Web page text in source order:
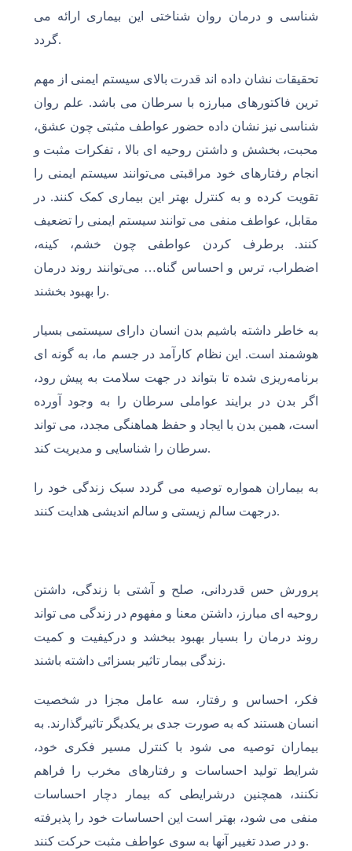
شناسی و درمان روان شناختی این بیماری ارائه می
گردد.
تحقیقات نشان داده اند قدرت بالای سیستم ایمنی از مهم
ترین فاکتورهای مبارزه با سرطان می باشد. علم روان
شناسی نیز نشان داده حضور عواطف مثبتی چون عشق،
محبت، بخشش و داشتن روحیه ای بالا ، تفکرات مثبت و
انجام رفتارهای خود مراقبتی می‌توانند سیستم ایمنی را
تقویت کرده و به کنترل بهتر این بیماری کمک کنند. در
مقابل، عواطف منفی می توانند سیستم ایمنی را تضعیف
کنند. برطرف کردن عواطفی چون خشم، کینه،
اضطراب، ترس و احساس گناه… می‌توانند روند درمان
را بهبود بخشند.
به خاطر داشته باشیم بدن انسان دارای سیستمی بسیار
هوشمند است. این نظام کارآمد در جسم ما، به گونه ای
برنامه‌ریزی شده تا بتواند در جهت سلامت به پیش رود،
اگر بدن در برایند عواملی سرطان را به وجود آورده
است، همین بدن با ایجاد و حفظ هماهنگی مجدد، می تواند
سرطان را شناسایی و مدیریت کند.
به بیماران همواره توصیه می گردد سبک زندگی خود را
درجهت سالم زیستی و سالم اندیشی هدایت کنند.
پرورش حس قدردانی، صلح و آشتی با زندگی، داشتن
روحیه ای مبارز، داشتن معنا و مفهوم در زندگی می تواند
روند درمان را بسیار بهبود ببخشد و درکیفیت و کمیت
زندگی بیمار تاثیر بسزائی داشته باشند.
فکر، احساس و رفتار، سه عامل مجزا در شخصیت
انسان هستند که به صورت جدی بر یکدیگر تاثیرگذارند. به
بیماران توصیه می شود با کنترل مسیر فکری خود،
شرایط تولید احساسات و رفتارهای مخرب را فراهم
نکنند، همچنین درشرایطی که بیمار دچار احساسات
منفی می شود، بهتر است این احساسات خود را پذیرفته
و در صدد تغییر آنها به سوی عواطف مثبت حرکت کنند.